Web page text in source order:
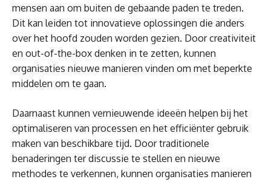
mensen aan om buiten de gebaande paden te treden.
Dit kan leiden tot innovatieve oplossingen die anders
over het hoofd zouden worden gezien. Door creativiteit
en out-of-the-box denken in te zetten, kunnen
organisaties nieuwe manieren vinden om met beperkte
middelen om te gaan.
Daarnaast kunnen vernieuwende ideeën helpen bij het
optimaliseren van processen en het efficiënter gebruik
maken van beschikbare tijd. Door traditionele
benaderingen ter discussie te stellen en nieuwe
methodes te verkennen, kunnen organisaties manieren